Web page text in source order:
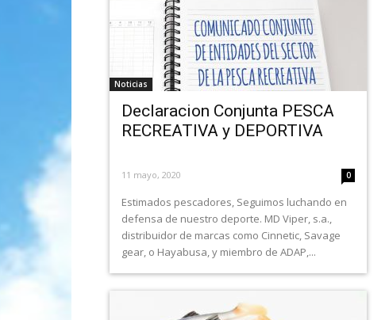
Noticias
Declaracion Conjunta PESCA
RECREATIVA y DEPORTIVA
11 mayo, 2020 0
Estimados pescadores, Seguimos luchando en
defensa de nuestro deporte. MD Viper, s.a.,
distribuidor de marcas como Cinnetic, Savage
gear, o Hayabusa, y miembro de ADAP,...